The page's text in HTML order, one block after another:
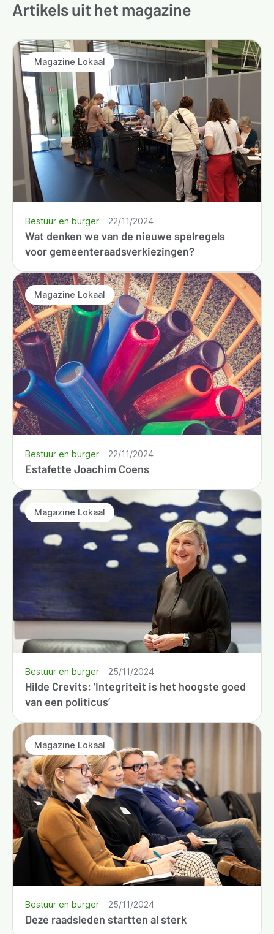
Artikels uit het magazine
Magazine Lokaal
Wat denken we van de nieuwe spelregels
voor gemeenteraadsverkiezingen?
Bestuur en burger 22/11/2024
Magazine Lokaal
Estafette Joachim Coens
Bestuur en burger 22/11/2024
Magazine Lokaal
Hilde Crevits: 'Integriteit is het hoogste goed
van een politicus’
Bestuur en burger 25/11/2024
Magazine Lokaal
Deze raadsleden startten al sterk
Bestuur en burger 25/11/2024